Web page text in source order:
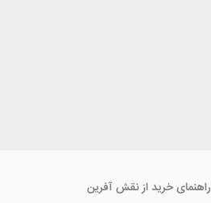
راهنمای خرید از نقش آفرین